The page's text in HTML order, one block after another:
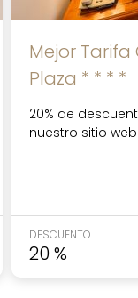
Mejor
Plaza * * * *
20% de
nuestro sitio web.
DESCUENTO
20%